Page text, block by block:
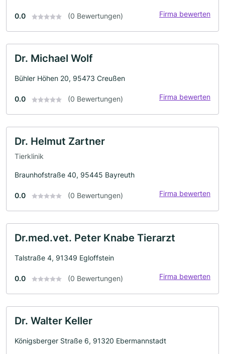
0.0 (0 Bewertungen) Firma bewerten
Dr. Michael Wolf
Bühler Höhen 20, 95473 Creußen
0.0 (0 Bewertungen) Firma bewerten
Dr. Helmut Zartner
Tierklinik
Braunhofstraße 40, 95445 Bayreuth
0.0 (0 Bewertungen) Firma bewerten
Dr.med.vet. Peter Knabe Tierarzt
Talstraße 4, 91349 Egloffstein
0.0 (0 Bewertungen) Firma bewerten
Dr. Walter Keller
Königsberger Straße 6, 91320 Ebermannstadt